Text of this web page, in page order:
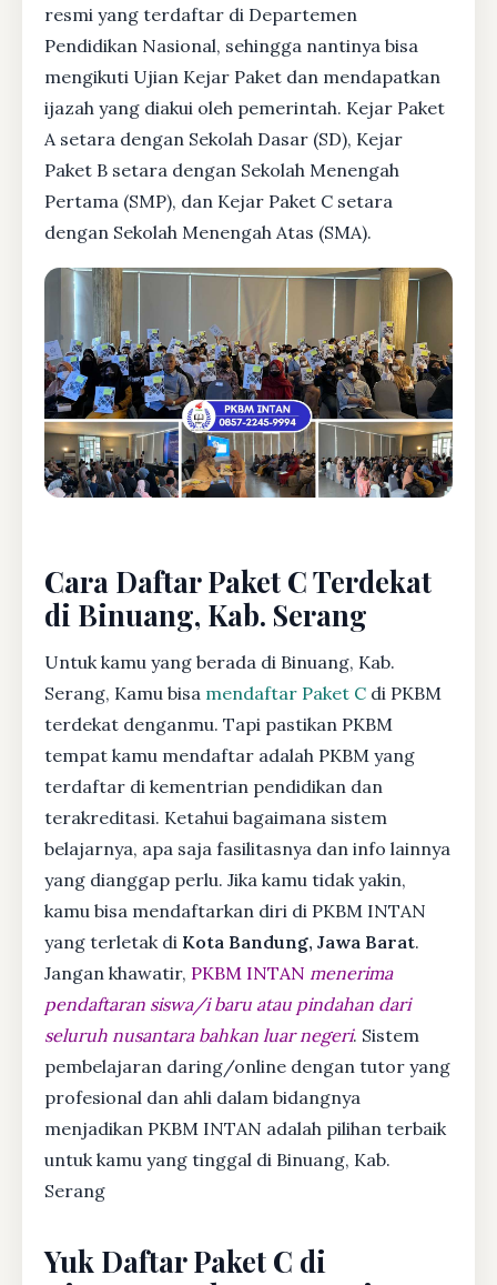
resmi yang terdaftar di Departemen
Pendidikan Nasional, sehingga nantinya bisa
mengikuti Ujian Kejar Paket dan mendapatkan
ijazah yang diakui oleh pemerintah. Kejar Paket
A setara dengan Sekolah Dasar (SD), Kejar
Paket B setara dengan Sekolah Menengah
Pertama (SMP), dan Kejar Paket C setara
dengan Sekolah Menengah Atas (SMA).
Cara Daftar Paket C Terdekat
di Binuang, Kab. Serang
Untuk kamu yang berada di Binuang, Kab.
Serang, Kamu bisa mendaftar Paket C di PKBM
terdekat denganmu. Tapi pastikan PKBM
tempat kamu mendaftar adalah PKBM yang
terdaftar di kementrian pendidikan dan
terakreditasi. Ketahui bagaimana sistem
belajarnya, apa saja fasilitasnya dan info lainnya
yang dianggap perlu. Jika kamu tidak yakin,
kamu bisa mendaftarkan diri di PKBM INTAN
yang terletak di Kota Bandung, Jawa Barat.
Jangan khawatir, PKBM INTAN menerima
pendaftaran siswa/i baru atau pindahan dari
seluruh nusantara bahkan luar negeri. Sistem
pembelajaran daring/online dengan tutor yang
profesional dan ahli dalam bidangnya
menjadikan PKBM INTAN adalah pilihan terbaik
untuk kamu yang tinggal di Binuang, Kab.
Serang
Yuk Daftar Paket C di